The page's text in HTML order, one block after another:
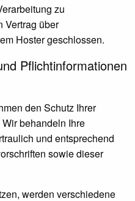
zu
Vertrag über
Hoster geschlossen.
Pflicht­informationen
den Schutz Ihrer
behandeln Ihre
und entsprechend
sowie dieser
werden verschiedene